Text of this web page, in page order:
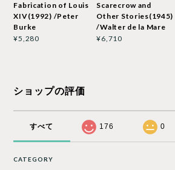
Fabrication of Louis
XIV(1992) /Peter
Burke
¥5,280
Scarecrow and
Other Stories(1945)
/Walter de la Mare
¥6,710
ショップの評価
すべて 176 0
CATEGORY